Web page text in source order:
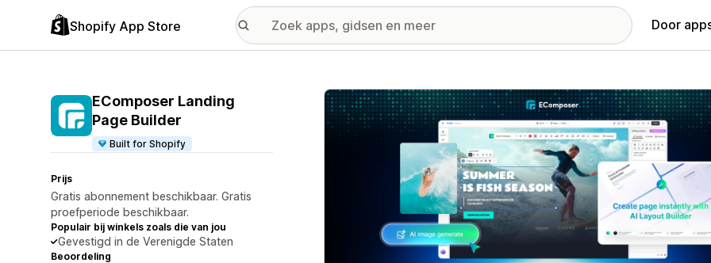
Shopify App Store Door
EComposer Landing
Page Builder
Built for Shopify
Prijs
Gratis abonnement beschikbaar. Gratis
proefperiode beschikbaar.
Populair bij winkels zoals die van jou
Gevestigd in de Verenigde Staten
Beoordeling
Galerij met uitgelichte afbeeldingen